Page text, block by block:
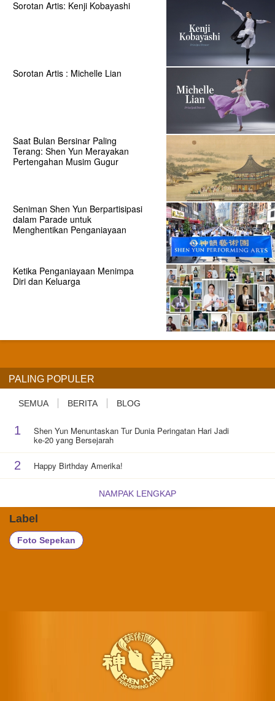
Sorotan Artis: Kenji Kobayashi
Sorotan Artis : Michelle Lian
Saat Bulan Bersinar Paling
Terang: Shen Yun Merayakan
Pertengahan Musim Gugur
Seniman Shen Yun Berpartisipasi
dalam Parade untuk
Menghentikan Penganiayaan
Ketika Penganiayaan Menimpa
Diri dan Keluarga
PALING POPULER
SEMUA BERITA BLOG
1 Shen Yun Menuntaskan Tur Dunia Peringatan Hari Jadi
ke-20 yang Bersejarah
2 Happy Birthday Amerika!
NAMPAK LENGKAP
Label
Foto Sepekan